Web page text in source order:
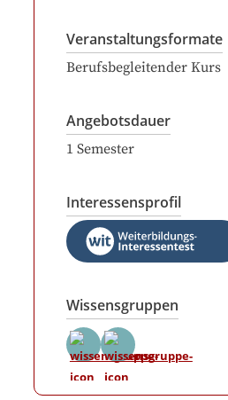
Veranstaltungsformate
Berufsbegleitender Kurs
Angebotsdauer
1 Semester
Interessensprofil
Wissensgruppen